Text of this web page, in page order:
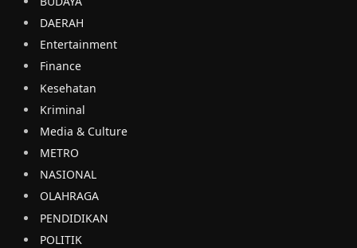
DAERAH
Entertainment
Finance
Kesehatan
Kriminal
Media & Culture
METRO
NASIONAL
OLAHRAGA
PENDIDIKAN
POLITIK